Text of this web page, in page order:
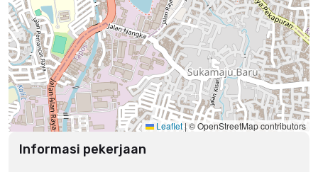
Leaflet|© OpenStreetMap contributors
Informasi pekerjaan